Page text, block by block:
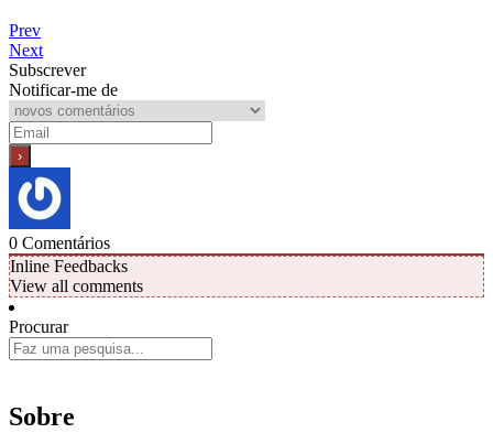
Prev
Next
Subscrever
Notificar-me de
0 Comentários
Inline Feedbacks
View all comments
Procurar
Sobre